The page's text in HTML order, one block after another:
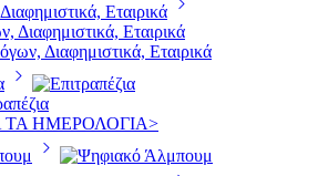
Εταιρικά
Διαφημιστικά, Εταιρικά
ΗΜΕΡΟΛΟΓΙΑ>